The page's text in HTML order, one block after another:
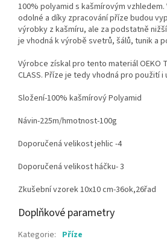
100% polyamid s kašmírovým
odolné a díky zpracování příze budou
výrobky z kašmíru, ale za podstatně
je vhodná k výrobě svetrů, šálů, tunik a
Výrobce získal pro tento materiál OEKO
CLASS. Příze je tedy vhodná pro použití i
Složení-100% kašmírový Polyamid
Návin-225m/hmotnost-100g
Doporučená velikost jehlic -4
Doporučená velikost háčku- 3
Zkušební vzorek 10x10 cm-36ok,26řad
Doplňkové parametry
Kategorie: Příze